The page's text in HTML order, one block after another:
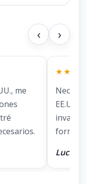
‹ ›
me
EE.UU.
Lucía